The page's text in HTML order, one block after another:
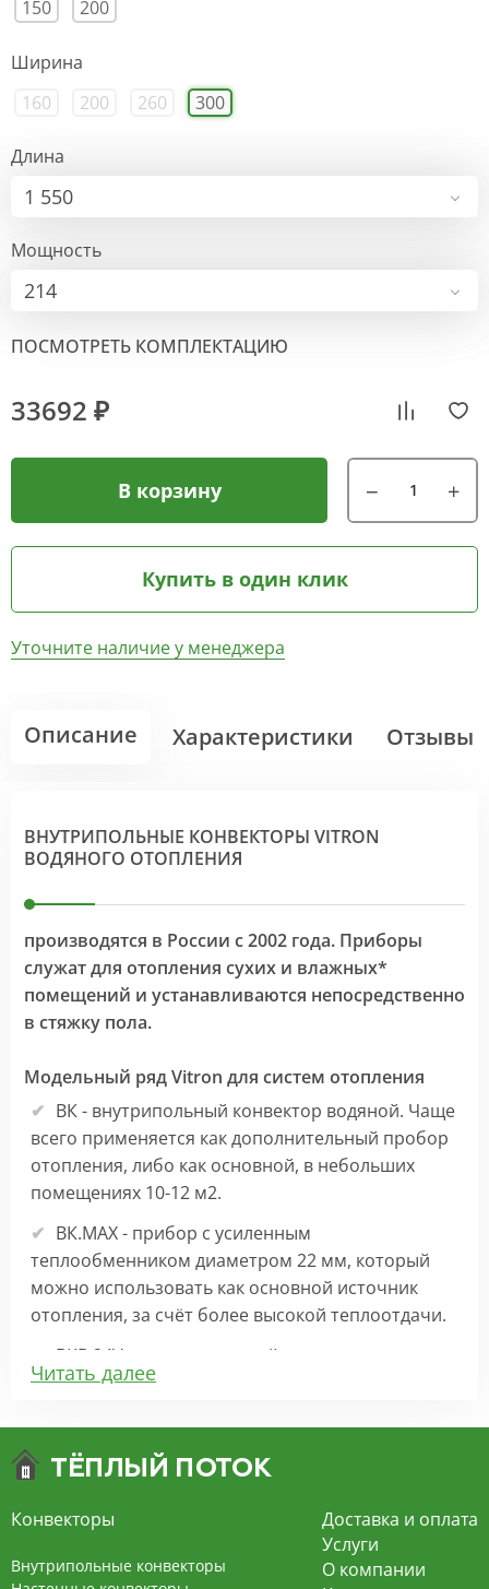
150
200
Ширина
160
200 260 300
Длина
1 550
Мощность
214
ПОСМОТРЕТЬ КОМПЛЕКТАЦИЮ
33692 ₽
В корзину
Купить в один клик
Уточните наличие у менеджера
Описание Характеристики Отзывы
ВНУТРИПОЛЬНЫЕ КОНВЕКТОРЫ VITRON
ВОДЯНОГО ОТОПЛЕНИЯ
производятся в России с 2002 года. Приборы
служат для отопления сухих и влажных*
помещений и устанавливаются непосредственно
в стяжку пола.
Модельный ряд Vitron для систем отопления
ВК - внутрипольный конвектор водяной. Чаще
всего применяется как дополнительный пробор
отопления, либо как основной, в небольших
помещениях 10-12 м2.
ВК.МАХ - прибор с усиленным
теплообменником диаметром 22 мм, который
можно использовать как основной источник
отопления, за счёт более высокой теплоотдачи.
ВКВ 24V – внутрипольный конвектор
отопления с вентилятором на 24В подходит для
экономит электроэнергию и бесшумно работает.
конвекцией на 220В. За счет тангенциального
вентилятора создает принудительную
Читать далее
Конвекторы
Внутрипольные конвекторы
Доставка и оплата
Услуги
О компании